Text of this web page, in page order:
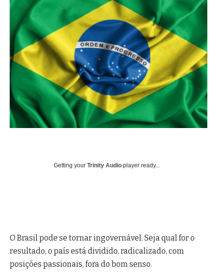
Getting your Trinity Audio player ready...
O Brasil pode se tornar ingovernável. Seja qual for o
resultado, o país está dividido, radicalizado, com
posições passionais, fora do bom senso.